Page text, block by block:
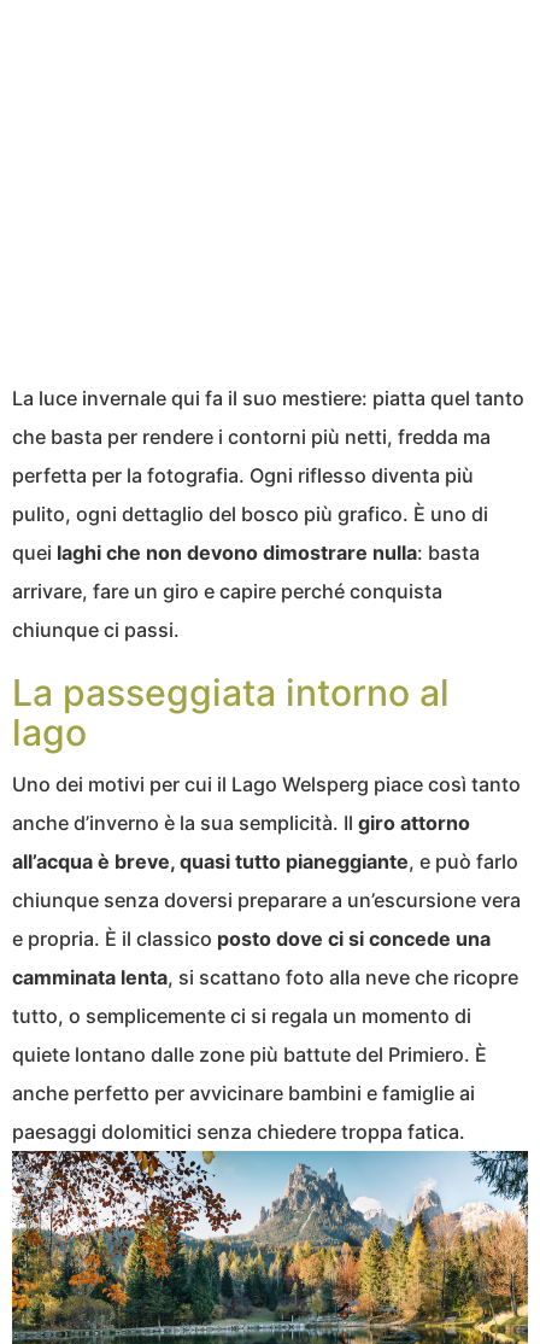
La luce invernale qui fa il suo mestiere: piatta quel tanto
che basta per rendere i contorni più netti, fredda ma
perfetta per la fotografia. Ogni riflesso diventa più
pulito, ogni dettaglio del bosco più grafico. È uno di
quei laghi che non devono dimostrare nulla: basta
arrivare, fare un giro e capire perché conquista
chiunque ci passi.
La passeggiata intorno al
lago
Uno dei motivi per cui il Lago Welsperg piace così tanto
anche d’inverno è la sua semplicità. Il giro attorno
all’acqua è breve, quasi tutto pianeggiante, e può farlo
chiunque senza doversi preparare a un’escursione vera
e propria. È il classico posto dove ci si concede una
camminata lenta, si scattano foto alla neve che ricopre
tutto, o semplicemente ci si regala un momento di
quiete lontano dalle zone più battute del Primiero. È
anche perfetto per avvicinare bambini e famiglie ai
paesaggi dolomitici senza chiedere troppa fatica.